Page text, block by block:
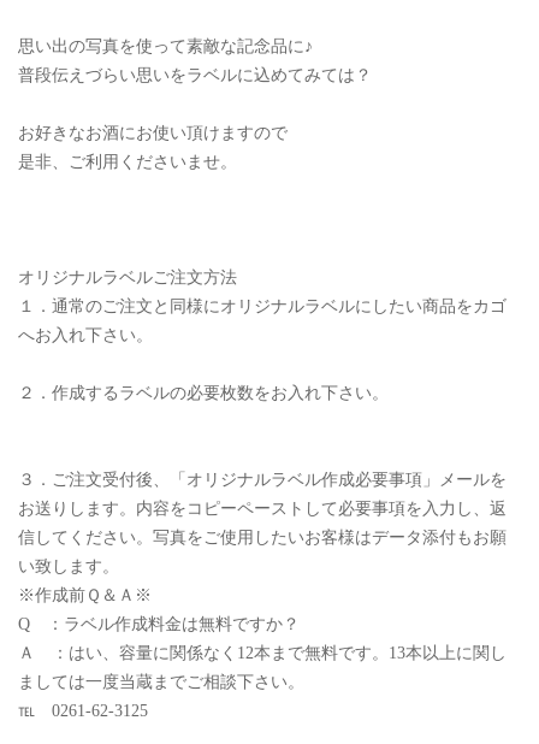
思い出の写真を使って素敵な記念品に♪
普段伝えづらい思いをラベルに込めてみては？
お好きなお酒にお使い頂けますので
是非、ご利用くださいませ。
オリジナルラベルご注文方法
１．通常のご注文と同様にオリジナルラベルにしたい商品をカゴ
へお入れ下さい。
２．作成するラベルの必要枚数をお入れ下さい。
３．ご注文受付後、「オリジナルラベル作成必要事項」メールを
お送りします。内容をコピーペーストして必要事項を入力し、返
信してください。写真をご使用したいお客様はデータ添付もお願
い致します。
※作成前Ｑ＆Ａ※
Q ：ラベル作成料金は無料ですか？
Ａ ：はい、容量に関係なく12本まで無料です。13本以上に関し
ましては一度当蔵までご相談下さい。
℡ 0261-62-3125